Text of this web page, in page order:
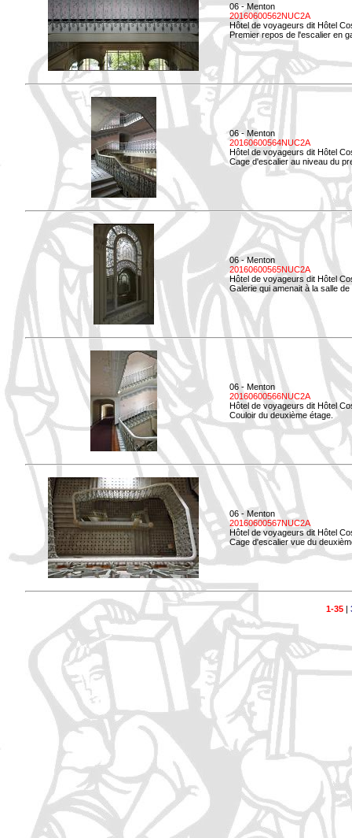
06 - Menton
20160600562NUC2A
Hôtel de voyageurs dit Hôtel
Premier repos de l'escalier en
06 - Menton
20160600564NUC2A
Hôtel de voyageurs dit Hôtel
Cage d'escalier au niveau du
06 - Menton
20160600565NUC2A
Hôtel de voyageurs dit Hôtel
Galerie qui amenait à la salle
06 - Menton
20160600566NUC2A
Hôtel de voyageurs dit Hôtel
Couloir du deuxième étage.
06 - Menton
20160600567NUC2A
Hôtel de voyageurs dit Hôtel
Cage d'escalier vue du
1-35|